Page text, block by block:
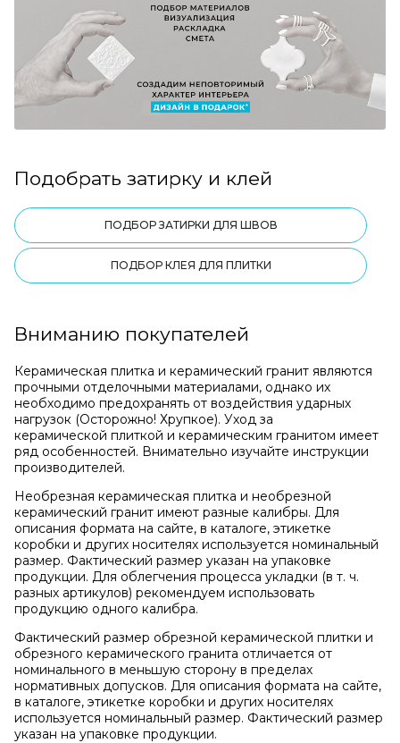
Подобрать затирку и клей
ПОДБОР ЗАТИРКИ ДЛЯ ШВОВ
ПОДБОР КЛЕЯ ДЛЯ ПЛИТКИ
Вниманию покупателей
Керамическая плитка и керамический гранит являются
прочными отделочными материалами, однако их
необходимо предохранять от воздействия ударных
нагрузок (Осторожно! Хрупкое). Уход за
керамической плиткой и керамическим гранитом имеет
ряд особенностей. Внимательно изучайте инструкции
производителей.
Необрезная керамическая плитка и необрезной
керамический гранит имеют разные калибры. Для
описания формата на сайте, в каталоге, этикетке
коробки и других носителях используется номинальный
размер. Фактический размер указан на упаковке
продукции. Для облегчения процесса укладки (в т. ч.
разных артикулов) рекомендуем использовать
продукцию одного калибра.
Фактический размер обрезной керамической плитки и
обрезного керамического гранита отличается от
номинального в меньшую сторону в пределах
нормативных допусков. Для описания формата на сайте,
в каталоге, этикетке коробки и других носителях
используется номинальный размер. Фактический размер
указан на упаковке продукции.